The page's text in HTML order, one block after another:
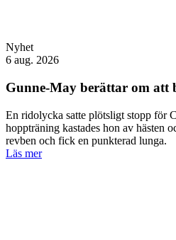
Nyhet
6 aug. 2026
Gunne-May berättar om att
En ridolycka satte plötsligt stopp för
hoppträning kastades hon av hästen
revben och fick en punkterad lunga.
Läs mer